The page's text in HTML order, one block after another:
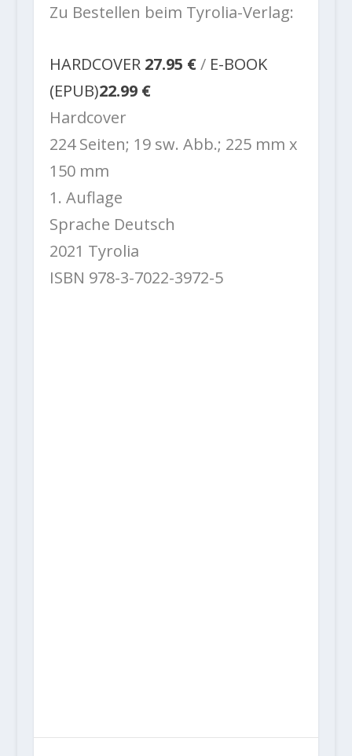
Zu Bestellen beim Tyrolia-Verlag:
HARDCOVER 27.95 €/ E-BOOK
(EPUB)22.99 €
Hardcover
224 Seiten; 19 sw. Abb.; 225 mm x
150 mm
1. Auflage
Sprache Deutsch
2021 Tyrolia
ISBN 978-3-7022-3972-5